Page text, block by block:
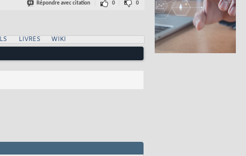
Répondre avec citation 0 0
LIVRES
WIKI